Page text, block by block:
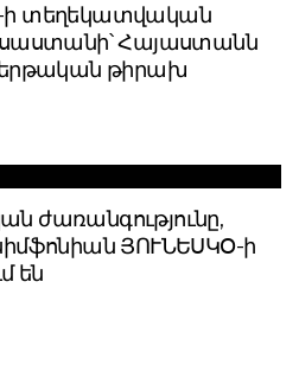
ի տեղեկատվական
Հայաստանն
թիրախ
ժառանգությունը,
ՅՈՒՆԵՍԿՕ-ի
են